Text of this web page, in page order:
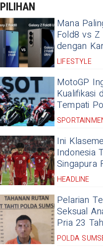
PILIHAN
Mana
Fold8 vs Z
dengan
LIFESTYLE
MotoGP
Kualifikasi
Tempati
Ini
Indonesia
Singapura
HEADLINE
Pelarian
Seksual
Pria 23
POLDA